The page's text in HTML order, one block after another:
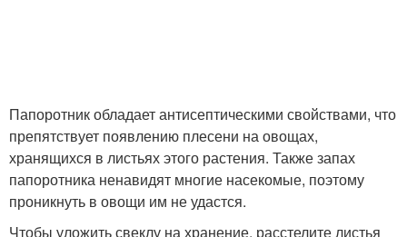
Папоротник обладает антисептическими свойствами, что
препятствует появлению плесени на овощах,
хранящихся в листьях этого растения. Также запах
папоротника ненавидят многие насекомые, поэтому
проникнуть в овощи им не удастся.
Чтобы уложить свеклу на хранение, расстелите листья